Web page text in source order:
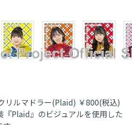
リルマドラー(Plaid) ￥800(税込)
『Plaid』のビジュアルを使用した